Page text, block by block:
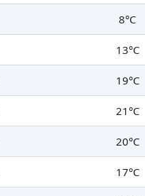
8°C
13°C
19°C
21°C
20°C
17°C